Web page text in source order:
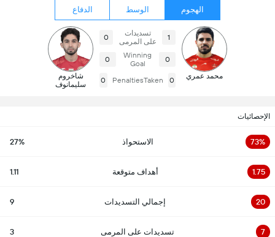
الهجوم الوسط الدفاع
محمد عمري
1
تسديدات
على المرمى
0
0
Winning
Goal
0
0
PenaltiesTaken
0
شاخروم
سليمانوف
الإحصائيات
73% الاستحواذ 27%
1.75 أهداف متوقعة 1.11
20 إجمالي التسديدات 9
7 تسديدات على المرمى 3